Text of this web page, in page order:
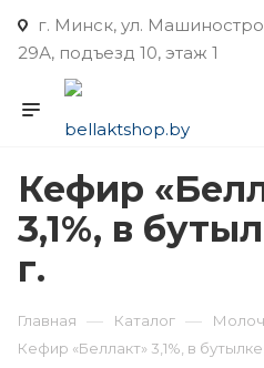
г. Минск, ул.
29А, подъезд 10, этаж 1
Кефир
3,1%, в
г.
Главная — Каталог —
Кефир «Беллакт» 3,1%, в